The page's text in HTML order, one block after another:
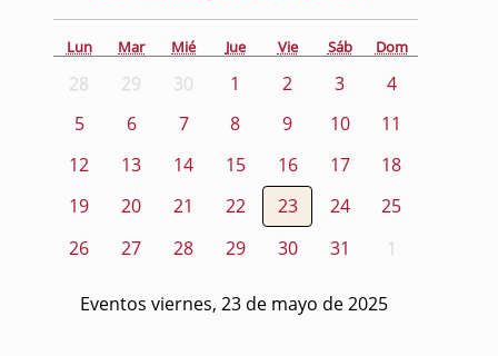
Lun Mar Mié Jue Vie Sáb Dom
28 29 30 1 2 3
4
5
6 7 8 9 10
11
12
13 14 15 16 17
18
19
20 21 22 23 24
25
26
27 28 29 30 31 1
Eventos viernes, 23 de mayo de 2025